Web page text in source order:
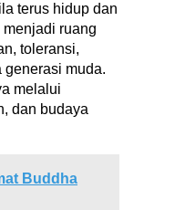
terus hidup dan
ruang
toleransi,
generasi muda.
melalui
dan budaya
Buddha